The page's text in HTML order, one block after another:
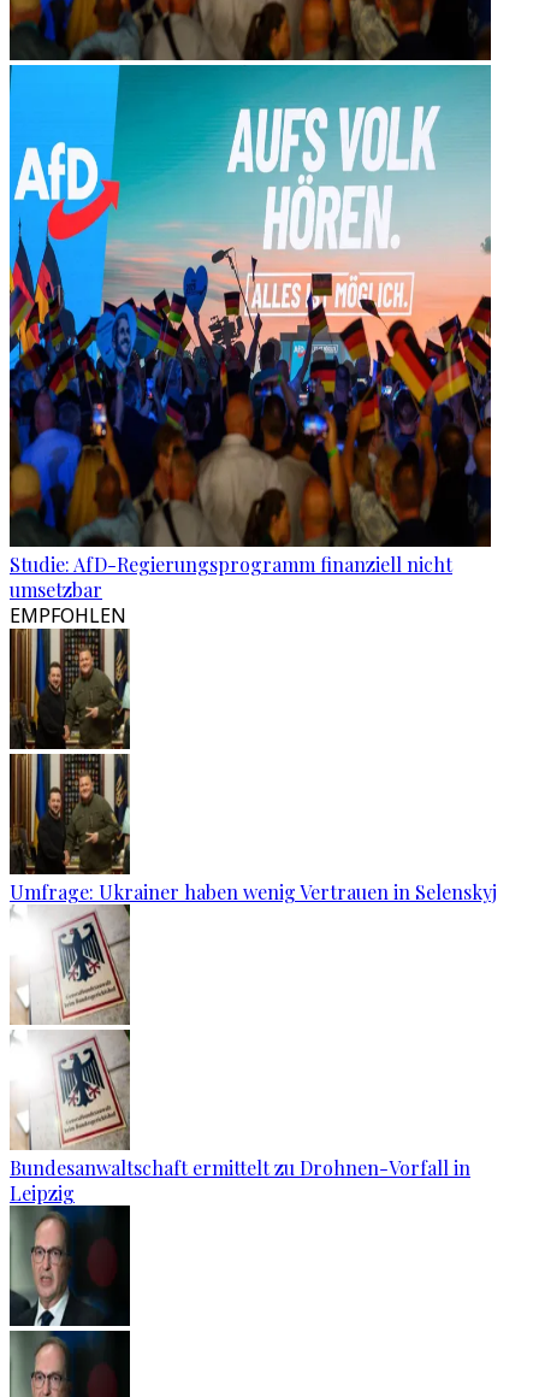
Studie: AfD-Regierungsprogramm finanziell nicht
umsetzbar
EMPFOHLEN
Umfrage: Ukrainer haben wenig Vertrauen in Selenskyj
Bundesanwaltschaft ermittelt zu Drohnen-Vorfall in
Leipzig